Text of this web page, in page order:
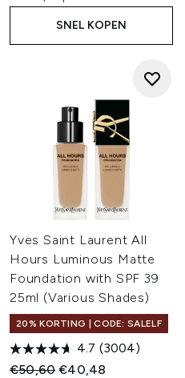
SNEL KOPEN
Yves Saint Laurent All
Hours Luminous Matte
Foundation with SPF 39
25ml (Various Shades)
20% KORTING | CODE: SALELF
4.7 (3004)
Recommended Retail Price:
€50,60Huidige prijs:
€40,48